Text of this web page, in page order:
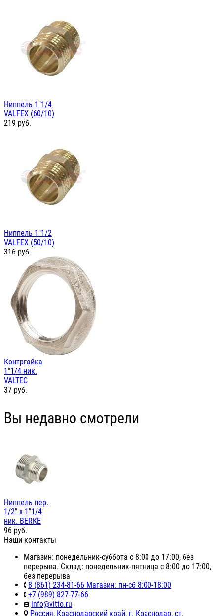
Ниппель 1"1/4
VALFEX (60/10)
219 руб.
Ниппель 1"1/2
VALFEX (50/10)
316 руб.
Контргайка
1"1/4 ник.
VALTEC
37 руб.
Вы недавно смотрели
Ниппель пер.
1/2" х 1"1/4
ник. BERKE
96 руб.
Наши контакты
Магазин: понедельник-суббота с 8:00 до 17:00, без
перерыва. Склад: понедельник-пятница с 8:00 до 17:00,
без перерыва
8 (861) 234-81-66 Магазин: пн-сб 8:00-18:00
+7 (989) 827-77-66
info@vitto.ru
Россия, Краснодарский край, г. Краснодар, ст.